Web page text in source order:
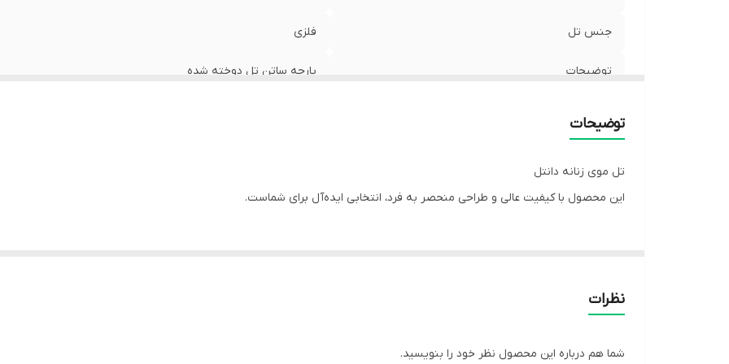
جنس تل فلزی
توضیحات پارچه ساتن تل دوخته شده
توضیحات
تل موی زنانه دانتل
این محصول با کیفیت عالی و طراحی منحصر به فرد، انتخابی ایده‌آل برای شماست.
نظرات
شما هم درباره این محصول نظر خود را بنویسید.